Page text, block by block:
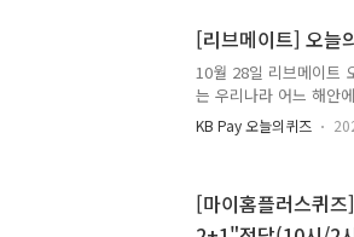
트 : ㅇㅈㅅ) 정답은 [ 이
OOO 엄마들이 추천하
힌트 : ㄱㅎㅅ) 정답은 [
빠르고 정확하게 포스
[리브메이트] 오늘
10월 28일 리브메이트
는 우리나라 어느 해안
포인트리를 적립할 수
포스팅해볼까합니다.
메이트 LiiV Mate 리브
KB Pay 오늘의퀴즈
[마이홈플러스퀴